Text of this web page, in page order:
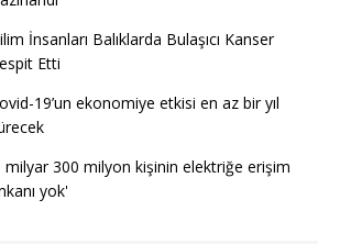
İnsanları Balıklarda Bulaşıcı Kanser
Etti
19’un ekonomiye etkisi en az bir yıl
milyar 300 milyon kişinin elektriğe erişim
yok'